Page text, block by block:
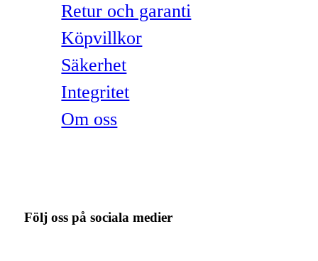
Retur och garanti
Köpvillkor
Säkerhet
Integritet
Om oss
Följ oss på sociala medier